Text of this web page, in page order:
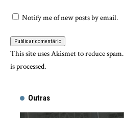
Notify me of new posts by email.
This site uses Akismet to reduce spam.
is processed.
Outras